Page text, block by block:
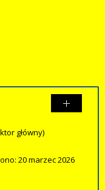
główny)
20 marzec 2026